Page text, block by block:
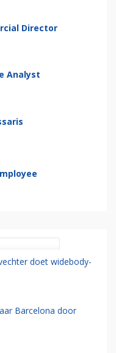
Director
Analyst
doet widebody-
Barcelona door